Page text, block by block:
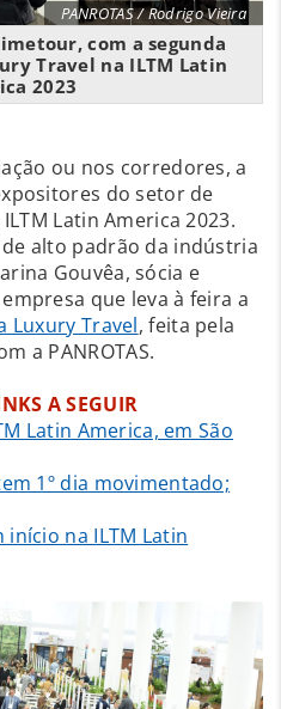
PANROTAS / Rodrigo Vieira
com a segunda
Travel na ILTM Latin
2023
ou nos corredores, a
do setor de
Latin America 2023.
alto padrão da indústria
Gouvêa, sócia e
que leva à feira a
Luxury Travel, feita pela
a PANROTAS.
A SEGUIR
Latin America, em São
1º dia movimentado;
início na ILTM Latin